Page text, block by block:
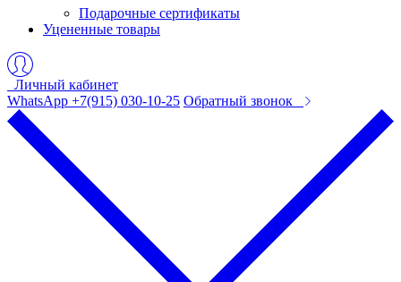
Подарочные сертификаты
Уцененные товары
Личный кабинет
WhatsApp +7(915) 030-10-25 Обратный звонок